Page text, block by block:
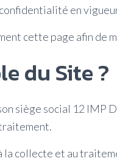
en
cette page afin de
du Site ?
siège social 12 IMP
collecte et au